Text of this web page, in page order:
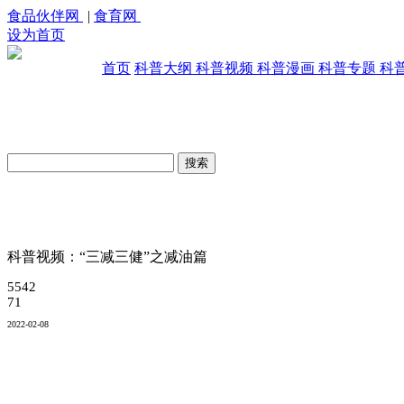
食品伙伴网 | 食育网
设为首页
首页 科普大纲 科普视频 科普漫画 科普专题 科
科普视频：“三减三健”之减油篇
5542
71
2022-02-08